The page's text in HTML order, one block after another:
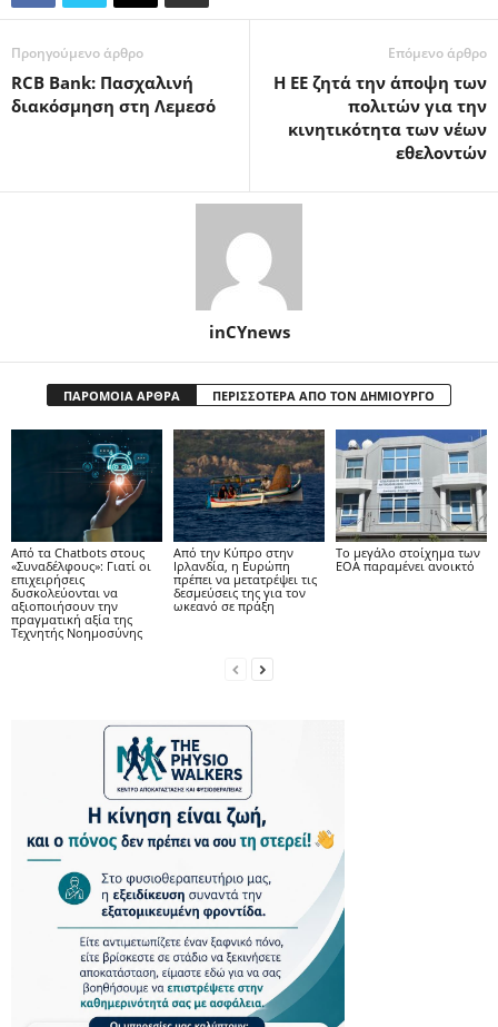
Προηγούμενο άρθρο
RCB Bank: Πασχαλινή
διακόσμηση στη Λεμεσό
Επόμενο άρθρο
Η ΕΕ ζητά την άποψη των
πολιτών για την
κινητικότητα των νέων
εθελοντών
inCYnews
ΠΑΡΟΜΟΙΑ ΑΡΘΡΑ ΠΕΡΙΣΣΟΤΕΡΑ ΑΠΟ ΤΟΝ ΔΗΜΙΟΥΡΓΟ
Από τα Chatbots στους
«Συναδέλφους»: Γιατί οι
επιχειρήσεις
δυσκολεύονται να
αξιοποιήσουν την
πραγματική αξία της
Τεχνητής Νοημοσύνης
Από την Κύπρο στην
Ιρλανδία, η Ευρώπη
πρέπει να μετατρέψει τις
δεσμεύσεις της για τον
ωκεανό σε πράξη
Το μεγάλο στοίχημα των
ΕΟΑ παραμένει ανοικτό